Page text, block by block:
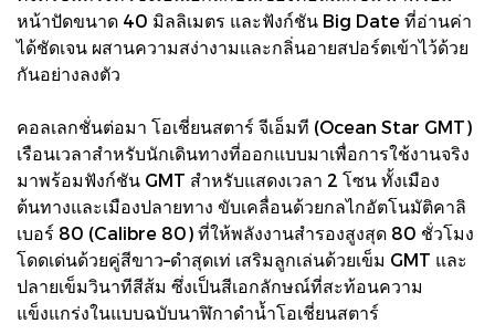
หน้าปัดขนาด 40 มิลลิเมตร และฟังก์ชัน Big Date ที่อ่านค่า
ได้ชัดเจน ผสานความสง่างามและกลิ่นอายสปอร์ตเข้าไว้ด้วย
กันอย่างลงตัว
คอลเลกชั่นต่อมา โอเชี่ยนสตาร์ จีเอ็มที (Ocean Star GMT)
เรือนเวลาสำหรับนักเดินทางที่ออกแบบมาเพื่อการใช้งานจริง
มาพร้อมฟังก์ชัน GMT สำหรับแสดงเวลา 2 โซน ทั้งเมือง
ต้นทางและเมืองปลายทาง ขับเคลื่อนด้วยกลไกอัตโนมัติคาลิ
เบอร์ 80 (Calibre 80) ที่ให้พลังงานสำรองสูงสุด 80 ชั่วโมง
โดดเด่นด้วยคู่สีขาว–ดำสุดเท่ เสริมลูกเล่นด้วยเข็ม GMT และ
ปลายเข็มวินาทีสีส้ม ซึ่งเป็นสีเอกลักษณ์ที่สะท้อนความ
แข็งแกร่งในแบบฉบับนาฬิกาดำน้ำโอเชี่ยนสตาร์